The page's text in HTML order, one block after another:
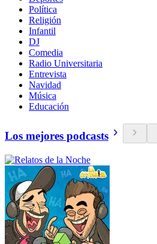
Política
Religión
Infantil
DJ
Comedia
Radio Universitaria
Entrevista
Navidad
Música
Educación
Los mejores podcasts